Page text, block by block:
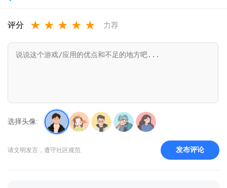
评分 ★ ★ ★ ★ ★ 力荐
选择头像:
请文明发言，遵守社区规范 发布评论